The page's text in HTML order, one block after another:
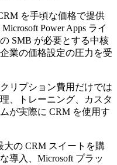
を手頃な価格で提供
Power Apps ライ
SMB が必要とする中核
業の価格設定の圧力を受
リプション費用だけでは
、トレーニング、カスタ
が実際に CRM を使用す
大の CRM スイートを購
導入、Microsoft プラッ